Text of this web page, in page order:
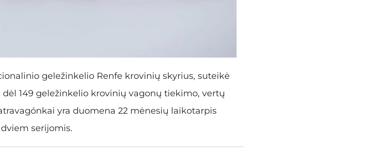
geležinkelio Renfe krovinių skyrius, suteikė
149 geležinkelio krovinių vagonų tiekimo, vertų
yra duomena 22 mėnesių laikotarpis
serijomis.